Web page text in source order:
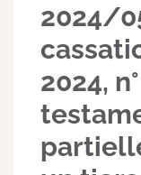
2024/
2024,